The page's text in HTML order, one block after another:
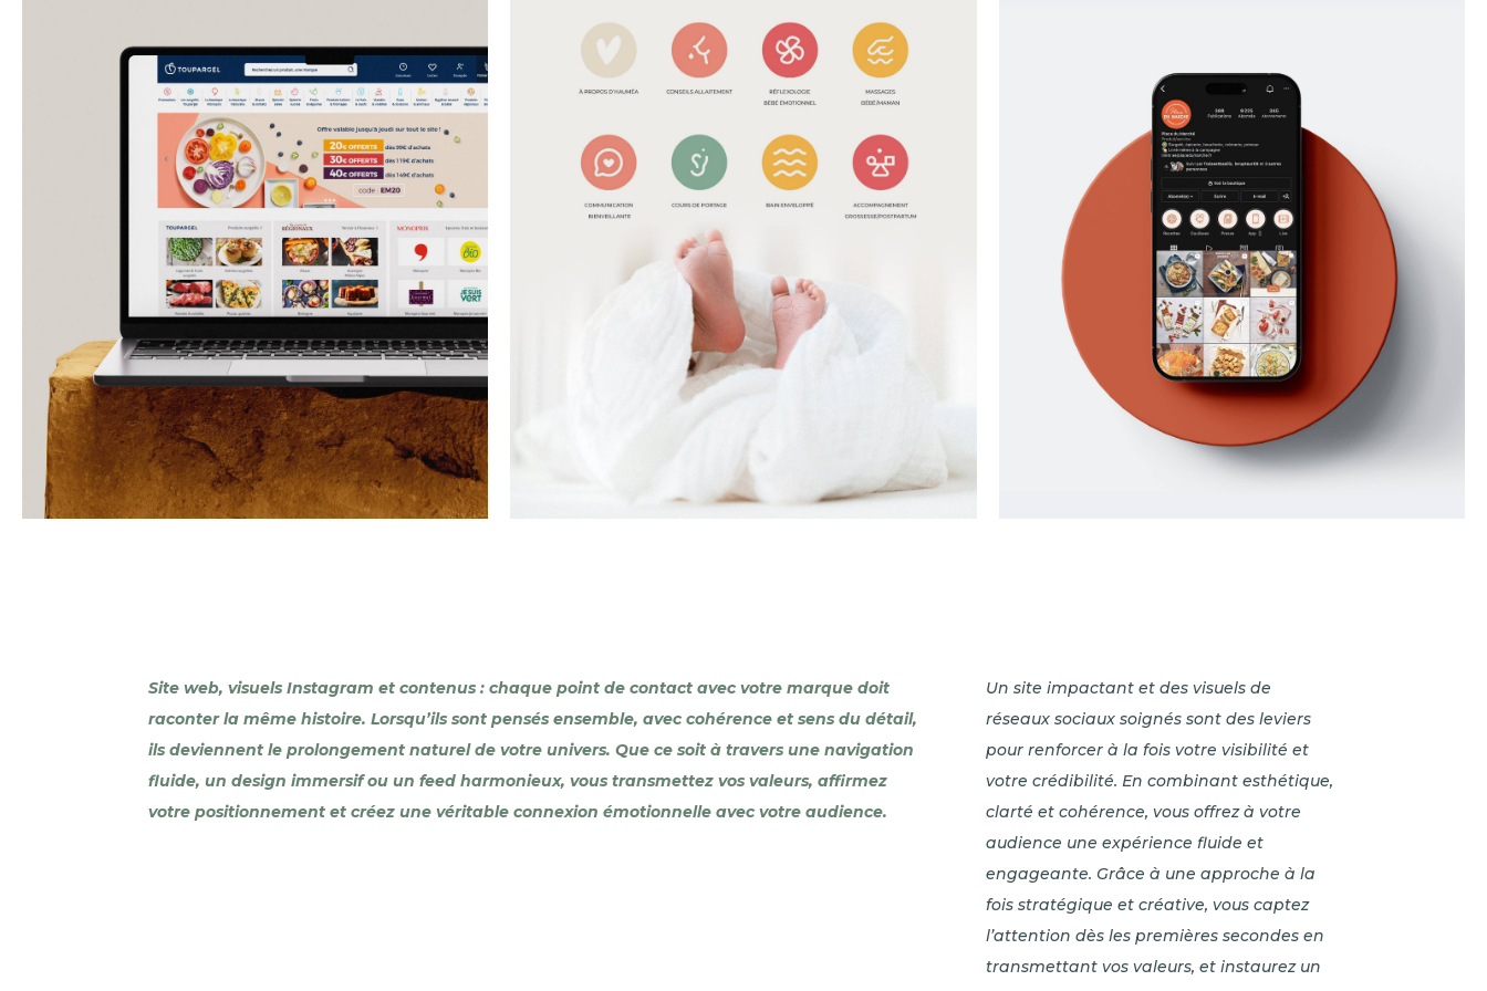
Site web, visuels Instagram et contenus : chaque point de contact avec votre marque doit
raconter la même histoire. Lorsqu’ils sont pensés ensemble, avec cohérence et sens du détail,
ils deviennent le prolongement naturel de votre univers. Que ce soit à travers une navigation
fluide, un design immersif ou un feed harmonieux, vous transmettez vos valeurs, affirmez
votre positionnement et créez une véritable connexion émotionnelle avec votre audience.
Un site impactant et des visuels de
réseaux sociaux soignés sont des leviers
pour renforcer à la fois votre visibilité et
votre crédibilité. En combinant esthétique,
clarté et cohérence, vous offrez à votre
audience une expérience fluide et
engageante. Grâce à une approche à la
fois stratégique et créative, vous captez
l’attention dès les premières secondes en
transmettant vos valeurs, et instaurez un